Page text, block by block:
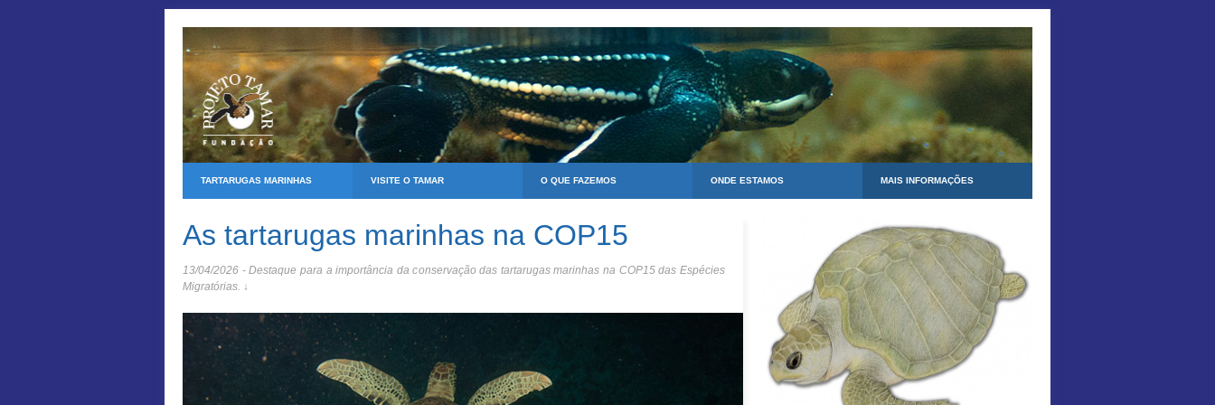
TARTARUGAS MARINHAS VISITE O TAMAR O QUE FAZEMOS ONDE ESTAMOS MAIS INFORMAÇÕES
As tartarugas marinhas na COP15
13/04/2026 - Destaque para a importância da conservação das tartarugas marinhas na COP15 das Espécies
Migratórias. ↓